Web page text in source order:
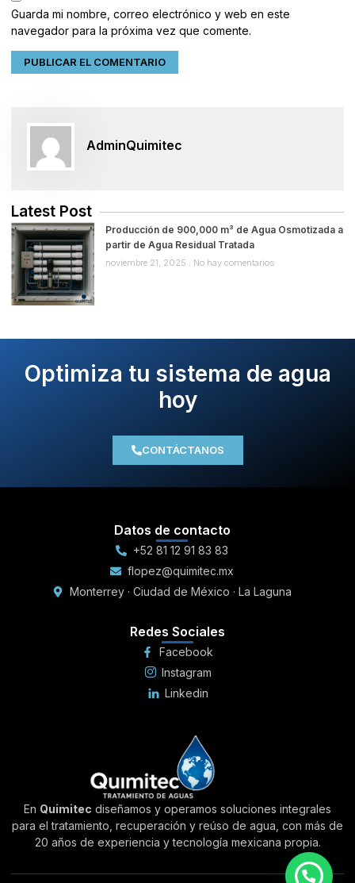
AdminQuimitec
Latest Post
Producción de 900,000 m³ de Agua Osmotizada a
partir de Agua Residual Tratada
noviembre 21, 2025 No hay comentarios
Guarda mi nombre, correo electrónico y web en este
navegador para la próxima vez que comente.
Optimiza tu sistema de agua
hoy
CONTÁCTANOS
Datos de contacto
+52 81 12 91 83 83
flopez@quimitec.mx
Monterrey · Ciudad de México · La Laguna
Redes Sociales
Facebook
Instagram
Linkedin
En Quimitec diseñamos y operamos soluciones integrales
para el tratamiento, recuperación y reúso de agua, con más de
20 años de experiencia y tecnología mexicana propia.